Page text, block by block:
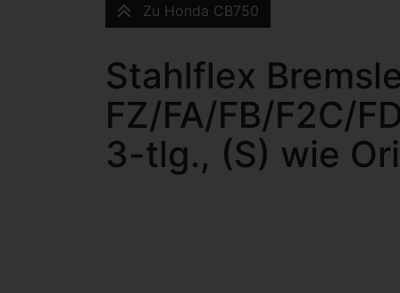
Zu Honda CB750
Stahlflex
FZ/FA/FB/F2C/
3-tlg., (S) wie